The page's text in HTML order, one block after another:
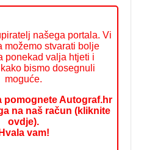
našega portala. Vi
možemo stvarati bolje
ponekad valja htjeti i
bismo dosegnuli
moguće.
pomognete Autograf.hr
na naš račun (kliknite
ovdje).
Hvala vam!